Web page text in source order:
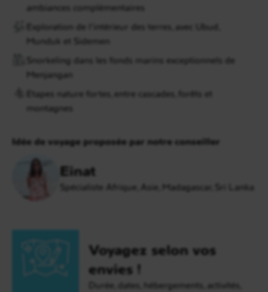
ambiances complémentaires
Exploration de l’intérieur des terres, avec Ubud,
Munduk et Sidemen
Snorkeling dans les fonds marins exceptionnels de
Menjangan
Etapes nature fortes, entre cascades, forêts et
montagnes
Idée de voyage proposée par notre conseiller
Einat
Spécialiste Afrique, Asie, Madagascar, Sri Lanka
Voyagez selon vos
envies !
Durée, dates, hébergements, activités,